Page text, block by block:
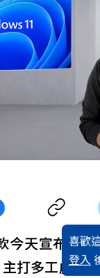
喜歡
登入
今天宣布推
打多工處理